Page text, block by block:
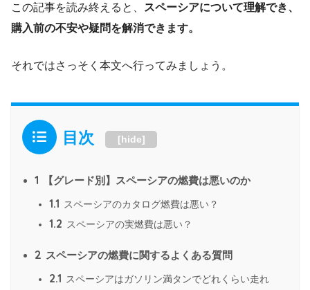
この記事を読み終えると、
スペーシアについて理解でき、
購入前の不安や疑問を解消できます。
それではさっそく本文へ行ってみましょう。
目次 [hide]
1 【グレード別】スペーシアの燃費は悪いのか
1.1 スペーシアのカタログ燃費は悪い？
1.2 スペーシアの実燃費は悪い？
2 スペーシアの燃費に関するよくある質問
2.1 スペーシアはガソリン満タンでどれくらい走れ